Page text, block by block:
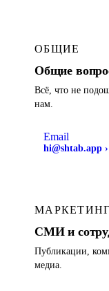
ОБЩИЕ
Общие
Всё, что не
нам.
Email
hi@shtab.app ›
МАРКЕТИНГ
СМИ и
Публикации,
медиа.